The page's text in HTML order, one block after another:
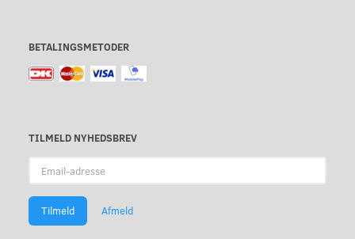
BETALINGSMETODER
TILMELD NYHEDSBREV
adresse
Tilmeld Afmeld